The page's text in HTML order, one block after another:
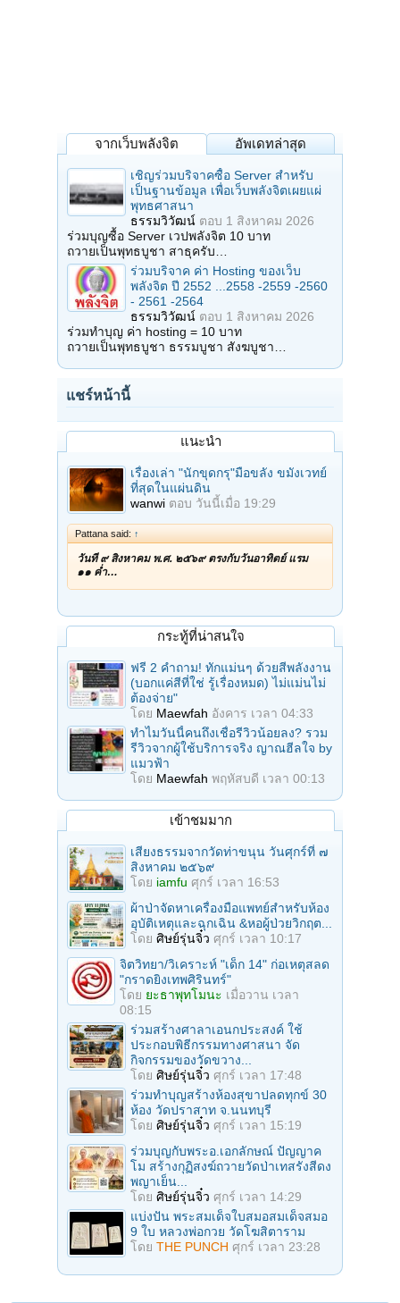
จากเว็บพลังจิต อัพเดทล่าสุด
เชิญร่วมบริจาคซื้อ Server สำหรับ
เป็นฐานข้อมูล เพื่อเว็บพลังจิตเผยแผ่
พุทธศาสนา
ธรรมวิวัฒน์ ตอบ 1 สิงหาคม 2026
ร่วมบุญซื้อ Server เวปพลังจิต 10 บาท
ถวายเป็นพุทธบูชา สาธุครับ…
ร่วมบริจาค ค่า Hosting ของเว็บ
พลังจิต ปี 2552 ...2558 -2559 -2560
- 2561 -2564
ธรรมวิวัฒน์ ตอบ 1 สิงหาคม 2026
ร่วมทำบุญ ค่า hosting = 10 บาท
ถวายเป็นพุทธบูชา ธรรมบูชา สังฆบูชา…
แชร์หน้านี้
แนะนำ
เรื่องเล่า "นักขุดกรุ"มือขลัง ขมังเวทย์
ที่สุดในแผ่นดิน
wanwi ตอบ วันนี้เมื่อ 19:29
Pattana said: ↑
วันที่ ๙ สิงหาคม พ.ศ. ๒๕๖๙ ตรงกับวันอาทิตย์ แรม
๑๑ ค่ำ…
กระทู้ที่น่าสนใจ
ฟรี 2 คำถาม! ทักแม่นๆ ด้วยสีพลังงาน
(บอกแค่สีที่ใช่ รู้เรื่องหมด) ไม่แม่นไม่
ต้องจ่าย"
โดย Maewfah อังคาร เวลา 04:33
ทำไมวันนี้คนถึงเชื่อรีวิวน้อยลง? รวม
รีวิวจากผู้ใช้บริการจริง ญาณฮีลใจ by
แมวฟ้า
โดย Maewfah พฤหัสบดี เวลา 00:13
เข้าชมมาก
เสียงธรรมจากวัดท่าขนุน วันศุกร์ที่ ๗
สิงหาคม ๒๕๖๙
โดย iamfu ศุกร์ เวลา 16:53
ผ้าป่าจัดหาเครื่องมือแพทย์สำหรับห้อง
อุบัติเหตุและฉุกเฉิน &หอผู้ป่วยวิกฤต...
โดย ศิษย์รุ่นจิ๋ว ศุกร์ เวลา 10:17
จิตวิทยา/วิเคราะห์ "เด็ก 14" ก่อเหตุสลด
"กราดยิงเทพศิรินทร์"
โดย ยะธาพุทโมนะ เมื่อวาน เวลา
08:15
ร่วมสร้างศาลาเอนกประสงค์ ใช้
ประกอบพิธีกรรมทางศาสนา จัด
กิจกรรมของวัดขวาง...
โดย ศิษย์รุ่นจิ๋ว ศุกร์ เวลา 17:48
ร่วมทําบุญสร้างห้องสุขาปลดทุกข์ 30
ห้อง วัดปราสาท จ.นนทบุรี
โดย ศิษย์รุ่นจิ๋ว ศุกร์ เวลา 15:19
ร่วมบุญกับพระอ.เอกลักษณ์ ปัญญาค
โม สร้างกุฏิสงฆ์ถวายวัดป่าเทสรังสีดง
พญาเย็น...
โดย ศิษย์รุ่นจิ๋ว ศุกร์ เวลา 14:29
แบ่งปัน พระสมเด็จใบสมอสมเด็จสมอ
9 ใบ หลวงพ่อกวย วัดโฆสิตาราม
โดย THE PUNCH ศุกร์ เวลา 23:28